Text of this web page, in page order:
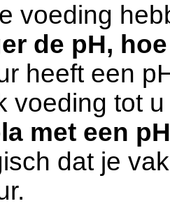
voeding
de pH,
heeft een
voeding tot
met een
dat je